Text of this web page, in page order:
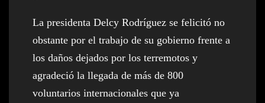
La presidenta Delcy Rodríguez se felicitó no
obstante por el trabajo de su gobierno frente a
los daños dejados por los terremotos y
agradeció la llegada de más de 800
voluntarios internacionales que ya